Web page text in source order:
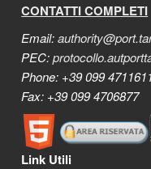
CONTATTI COMPLETI
Email:
PEC:
Phone: +39 099
Fax: +39 099 4706877
Link Utili